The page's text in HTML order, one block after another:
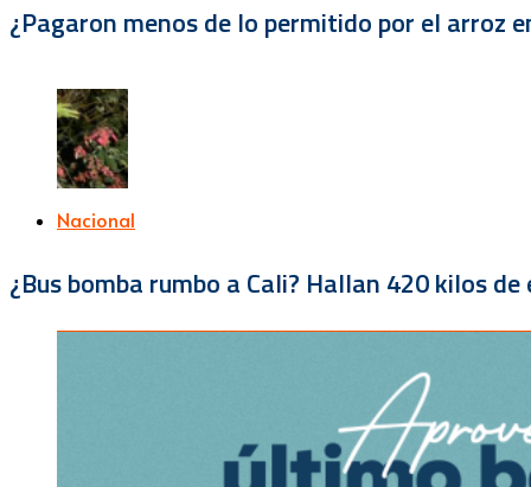
¿Pagaron menos de lo permitido por el arroz
Nacional
¿Bus bomba rumbo a Cali? Hallan 420 kilos